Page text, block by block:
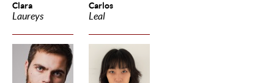
Clara
Laureys
Carlos
Leal